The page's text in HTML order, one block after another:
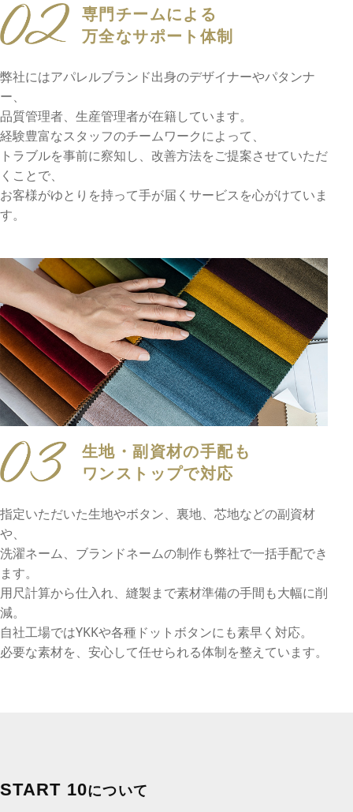
専門チームによる
万全なサポート体制
弊社にはアパレルブランド出身のデザイナーやパタンナ
ー、
品質管理者、生産管理者が在籍しています。
経験豊富なスタッフのチームワークによって、
トラブルを事前に察知し、改善方法をご提案させていただ
くことで、
お客様がゆとりを持って手が届くサービスを心がけていま
す。
生地・副資材の手配も
ワンストップで対応
指定いただいた生地やボタン、裏地、芯地などの副資材
や、
洗濯ネーム、ブランドネームの制作も弊社で一括手配でき
ます。
用尺計算から仕入れ、縫製まで素材準備の手間も大幅に削
減。
自社工場ではYKKや各種ドットボタンにも素早く対応。
必要な素材を、安心して任せられる体制を整えています。
START 10について